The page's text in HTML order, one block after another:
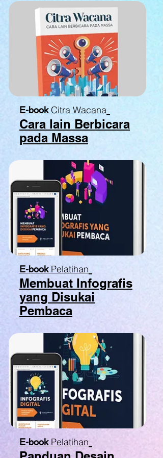
E-book Citra Wacana
Cara lain Berbicara
pada Massa
E-book Pelatihan
Membuat Infografis
yang Disukai
Pembaca
E-book Pelatihan